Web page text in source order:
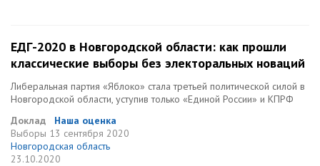
ЕДГ-2020 в Новгородской области: как прошли
классические выборы без электоральных новаций
Либеральная партия «Яблоко» стала третьей политической силой в
Новгородской области, уступив только «Единой России» и КПРФ
Доклад
Наша оценка
Выборы 13 сентября 2020
Новгородская область
23.10.2020